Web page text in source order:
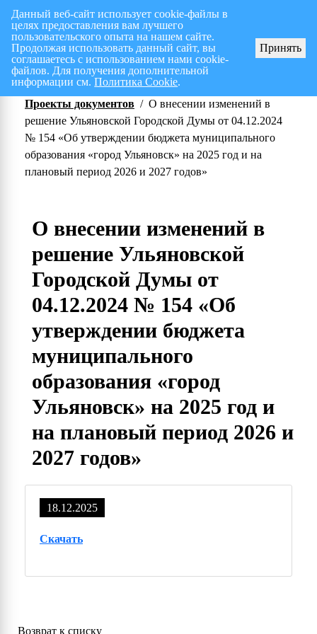
Перспективный план работ на I полугодие 2026 г.
Проекты документов / О внесении изменений в
решение Ульяновской Городской Думы от 04.12.2024
№ 154 «Об утверждении бюджета муниципального
образования «город Ульяновск» на 2025 год и на
плановый период 2026 и 2027 годов»
О внесении изменений в
решение Ульяновской
Городской Думы от
04.12.2024 № 154 «Об
утверждении бюджета
муниципального
образования «город
Ульяновск» на 2025 год и
на плановый период 2026 и
2027 годов»
18.12.2025
Скачать
Возврат к списку
Данный веб-сайт использует cookie-файлы в
целях предоставления вам лучшего
пользовательского опыта на нашем сайте.
Продолжая использовать данный сайт, вы
соглашаетесь с использованием нами cookie-
файлов. Для получения дополнительной
информации см.Политика Cookie.
Принять